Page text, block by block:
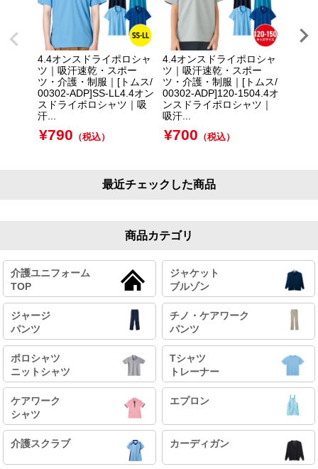
4.4オンスドライポロシャ
ツ｜吸汗速乾・スポー
ツ・介護・制服｜[トムス/
00302-ADP]SS-LL4.4オン
スドライポロシャツ｜吸
汗...
¥790 （税込）
4.4オンスドライポロシャ
ツ｜吸汗速乾・スポー
ツ・介護・制服｜[トムス/
00302-ADP]120-1504.4オ
ンスドライポロシャツ｜
吸汗...
¥700 （税込）
最近チェックした商品
商品カテゴリ
介護ユニフォーム
TOP
ジャケット
ブルゾン
ジャージ
パンツ
チノ・ケアワーク
パンツ
ポロシャツ
ニットシャツ
Tシャツ
トレーナー
ケアワーク
シャツ
エプロン
介護スクラブ カーディガン